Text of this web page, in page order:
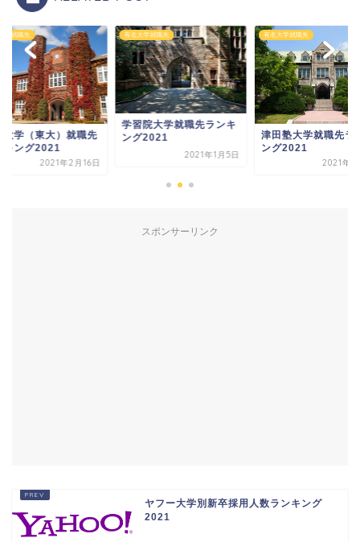
学就職先
院大学就職先ランキ
2021
2021年1月5日
有名大学就職先
津田塾大学就職先ランキ
有名大学就職先
東京大学（東大）就
ランキング2021
2021年2
スポンサーリンク
ヤフー大学別新卒採用人数ランキング
2021